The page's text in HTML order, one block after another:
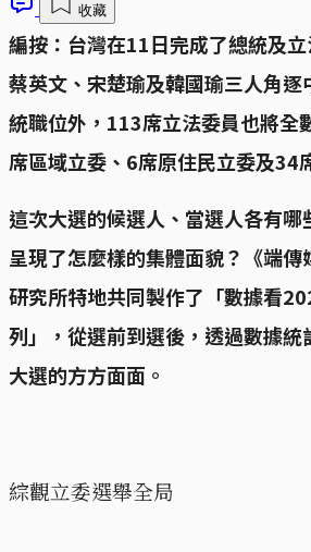
收藏
編按：台灣在11日完成了總統及
蔡英文、宋楚瑜及韓國瑜三人角逐
統職位外，113席立法委員也將全
席區域立委、6席原住民立委及34
這次大選的候選人、當選人各有
呈現了怎麼樣的集體面貌？《端
研究所特地共同製作了「數據看
列」，從選前到選後，透過數據
大選的方方面面。
綜觀立委選舉全局